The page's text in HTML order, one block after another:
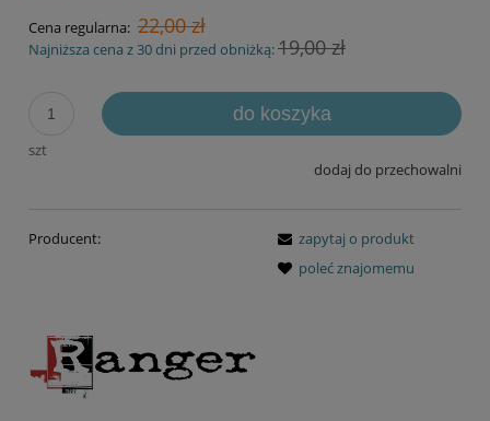
Cena regularna: 22,00 zł
Najniższa cena z 30 dni przed obniżką:19,00 zł
szt
do koszyka
dodaj do przechowalni
Producent:
zapytaj o produkt
poleć znajomemu